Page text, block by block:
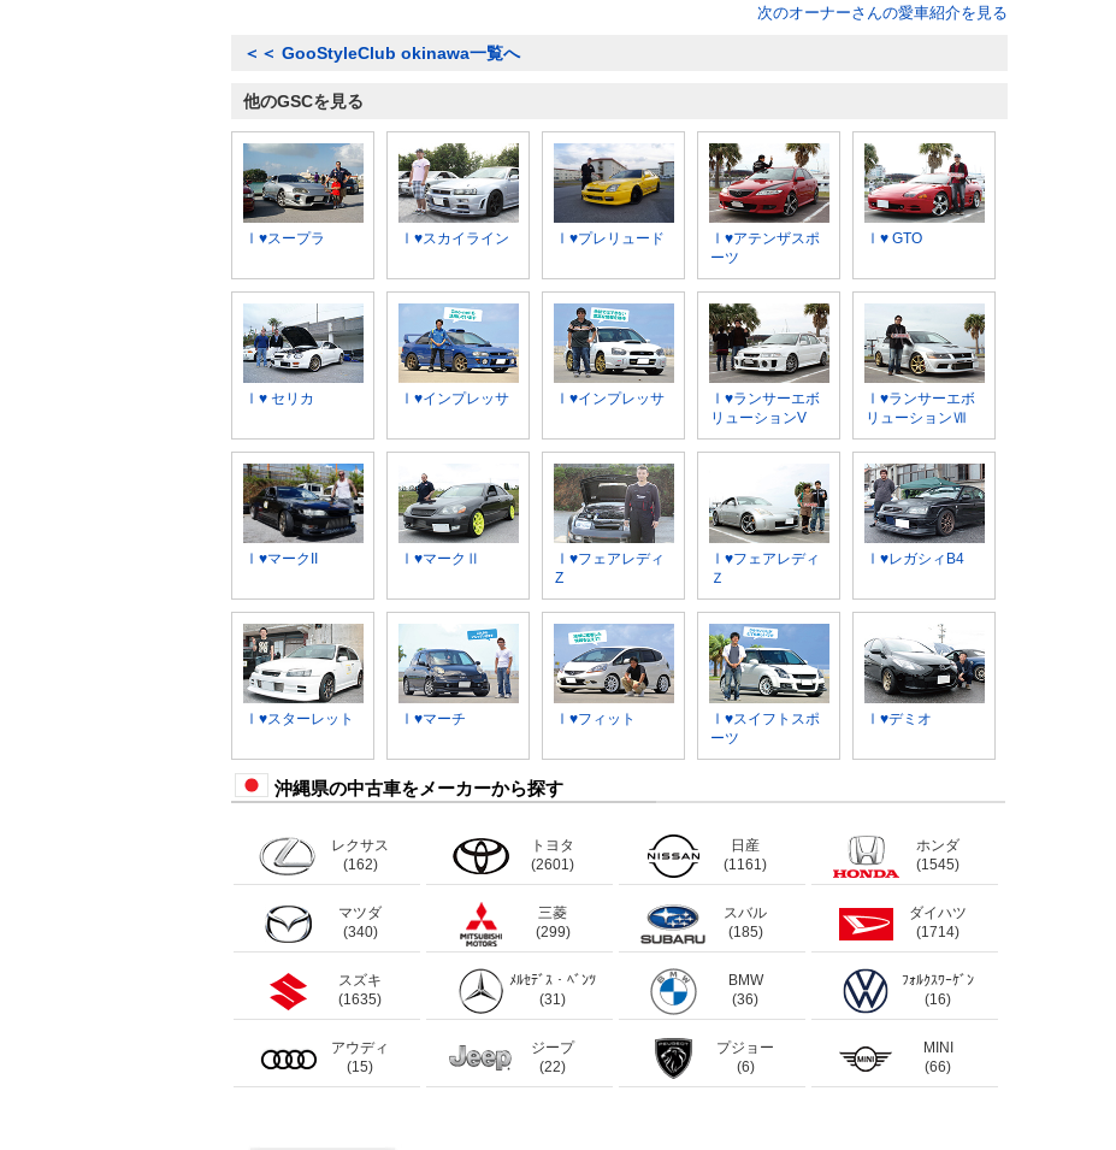
次のオーナーさんの愛車紹介を見る
＜＜ GooStyleClub okinawa一覧へ
他のGSCを見る
Ⅰ♥スープラ Ⅰ♥スカイライン Ⅰ♥プレリュード
Ⅰ♥アテンザスポ
ーツ
Ⅰ♥ GTO
Ⅰ♥ セリカ Ⅰ♥インプレッサ Ⅰ♥インプレッサ
Ⅰ♥ランサーエボ
リューションV
Ⅰ♥ランサーエボ
リューションⅦ
Ⅰ♥マークII Ⅰ♥マークⅡ
Ⅰ♥フェアレディ
Z
Ⅰ♥フェアレディ
Ｚ
Ⅰ♥レガシィB4
Ⅰ♥スターレット Ⅰ♥マーチ Ⅰ♥フィット
Ⅰ♥スイフトスポ
ーツ
Ⅰ♥デミオ
沖縄県の中古車をメーカーから探す
レクサス
(162)
トヨタ
(2601)
日産
(1161)
ホンダ
(1545)
マツダ
(340)
三菱
(299)
スバル
(185)
ダイハツ
(1714)
スズキ
(1635)
ﾒﾙｾﾃﾞｽ・ﾍﾞﾝﾂ
(31)
BMW
(36)
ﾌｫﾙｸｽﾜｰｹﾞﾝ
(16)
アウディ
(15)
ジープ
(22)
プジョー
(6)
MINI
(66)